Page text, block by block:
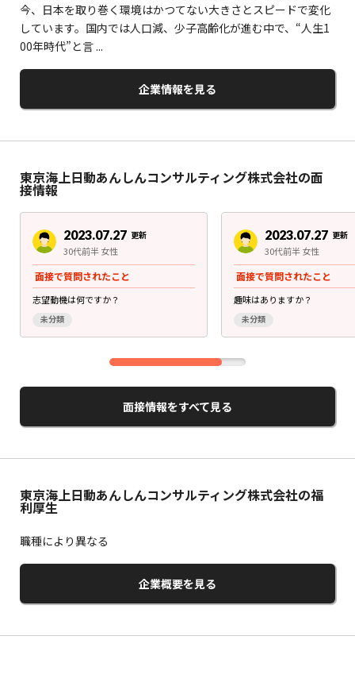
今、日本を取り巻く環境はかつてない大きさとスピードで変化
しています。国内では人口減、少子高齢化が進む中で、“人生1
00年時代”と言 ...
企業情報を見る
東京海上日動あんしんコンサルティング株式会社の面
接情報
2023.07.27 更新
30代前半 女性
面接で質問されたこと
志望動機は何ですか？
未分類
2023.07.27 更新
30代前半 女性
面接で質問されたこと
趣味はありますか？
未分類
面接情報をすべて見る
東京海上日動あんしんコンサルティング株式会社の福
利厚生
職種により異なる
企業概要を見る